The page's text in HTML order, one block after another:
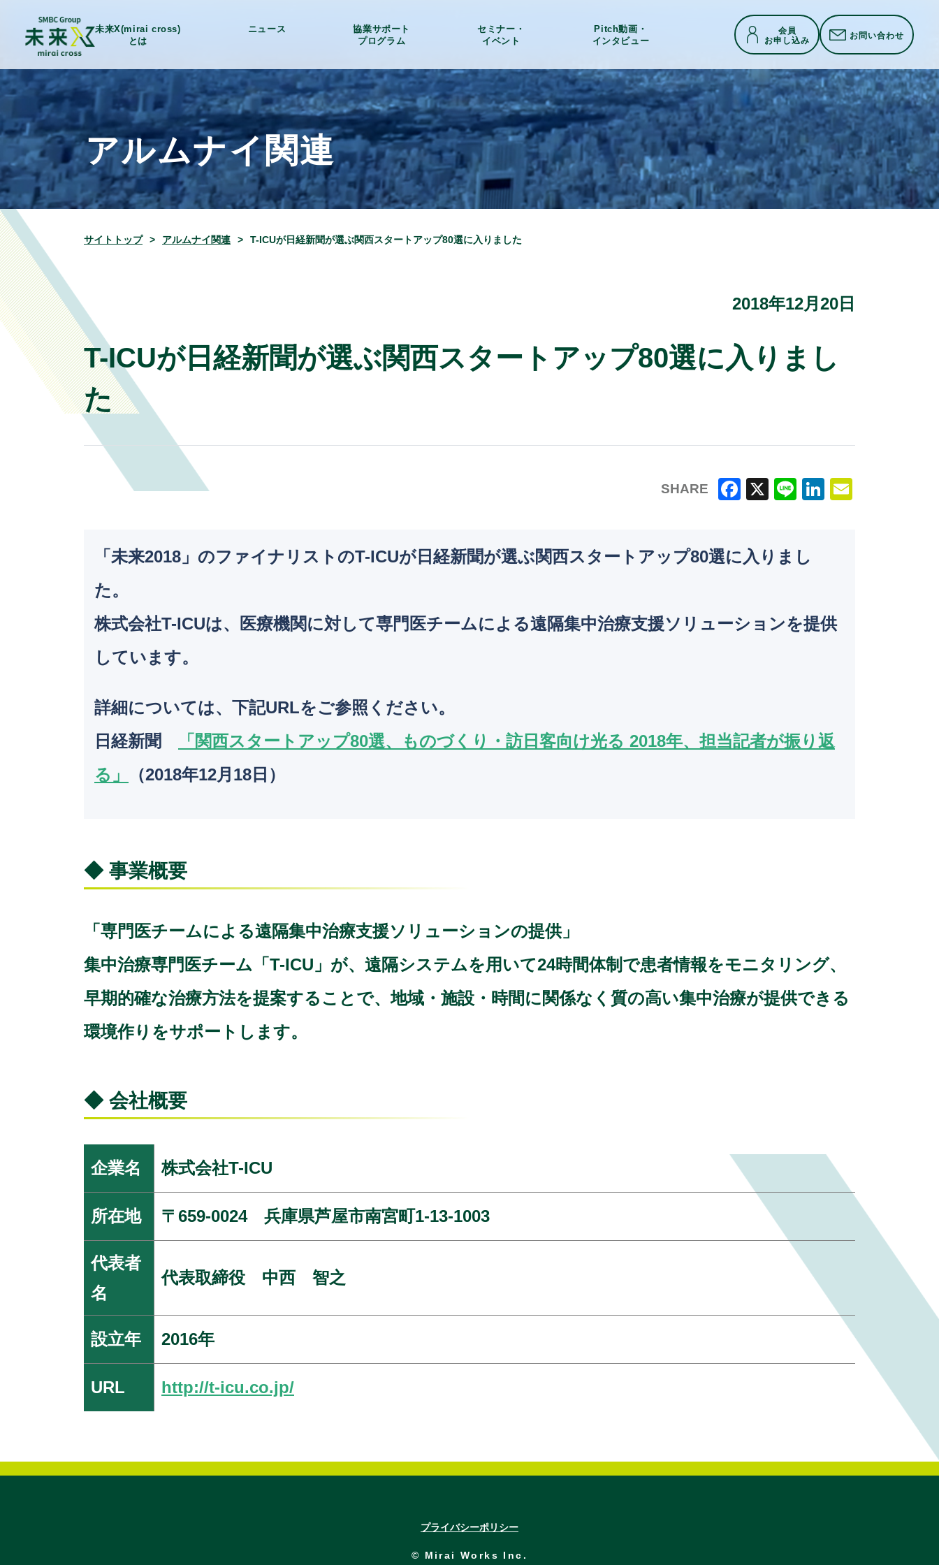
未来X(mirai cross)
とは
ニュース
協業サポート
プログラム
セミナー・
イベント
Pitch動画・
インタビュー
会員
お申し込み お問い合わせ
アルムナイ関連
サイトトップ アルムナイ関連 T-ICUが日経新聞が選ぶ関西スタートアップ80選に入りました
2018年12月20日
T-ICUが日経新聞が選ぶ関西スタートアップ80選に入りまし
た
SHARE
c
o
e
n
「未来2018」のファイナリストのT-ICUが日経新聞が選ぶ関西スタートアップ80選に入りまし
た。
株式会社T-ICUは、医療機関に対して専門医チームによる遠隔集中治療支援ソリューションを提供
しています。
詳細については、下記URLをご参照ください。
日経新聞
「関西スタートアップ80選、ものづくり・訪日客向け光る 2018年、担当記者が振り返
る」
（2018年12月18日）
◆ 事業概要
「専門医チームによる遠隔集中治療支援ソリューションの提供」
集中治療専門医チーム「T-ICU」が、遠隔システムを用いて24時間体制で患者情報をモニタリング、
早期的確な治療方法を提案することで、地域・施設・時間に関係なく質の高い集中治療が提供できる
環境作りをサポートします。
◆ 会社概要
企業名 株式会社T-ICU
所在地 〒659-0024 兵庫県芦屋市南宮町1-13-1003
代表者
名
代表取締役 中西 智之
設立年 2016年
URL http://t-icu.co.jp/
プライバシーポリシー
© Mirai Works Inc.